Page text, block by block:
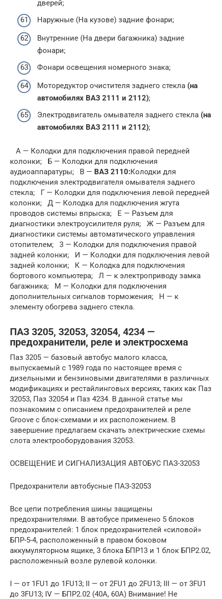
дверей;
Наружные (На кузове) задние фонари;
Внутренние (На двери багажника) задние
фонари;
Фонари освещения номерного знака;
Моторедуктор очистителя заднего стекла (на
автомобилях ВАЗ 2111 и 2112);
Электродвигатель омывателя заднего стекла (на
автомобилях ВАЗ 2111 и 2112);
А — Колодки для подключения правой передней
колонки; Б — Колодки для подключения
аудиоаппаратуры; В — ВАЗ 2110:Колодки для
подключения электродвигателя омывателя заднего
стекла; Г — Колодки для подключения левой передней
колонки; Д — Колодка для подключения жгута
проводов системы впрыска; Е — Разъем для
диагностики электроусилителя руля; Ж — Разъем для
диагностики системы автоматического управления
отопителем; 3 — Колодки для подключения правой
задней колонки; И — Колодки для подключения левой
задней колонки; К — Колодка для подключения
бортового компьютера; Л — к электроприводу замка
багажника; М — Колодки для подключения
дополнительных сигналов торможения; Н — к
элементу обогрева заднего стекла.
ПАЗ 3205, 32053, 32054, 4234 —
предохранители, реле и электросхема
Паз 3205 — базовый автобус малого класса,
выпускаемый с 1989 года по настоящее время с
дизельными и бензиновыми двигателями в различных
модификациях и рестайлинговых версиях, таких как Паз
32053, Паз 32054 и Паз 4234. В данной статье мы
познакомим с описанием предохранителей и реле
Groove с блок-схемами и их расположением. В
завершение предлагаем скачать электрические схемы
слота электрооборудования 32053.
ОСВЕЩЕНИЕ И СИГНАЛИЗАЦИЯ АВТОБУС ПАЗ-32053
Предохранители автобусные ПАЗ-32053
Все цепи потребления шины защищены
предохранителями. В автобусе применено 5 блоков
предохранителей: 1 блок предохранителей «силовой»
БПР-5-4, расположенный в правом боковом
аккумуляторном ящике, 3 блока БПР13 и 1 блок БПР2.02,
расположенный возле рулевой колонки.
I — от 1FU1 до 1FU13; II — от 2FU1 до 2FU13; III — от 3FU1
до 3FU13; IV — БПР2.02 (40А, 60А) Внимание! Не